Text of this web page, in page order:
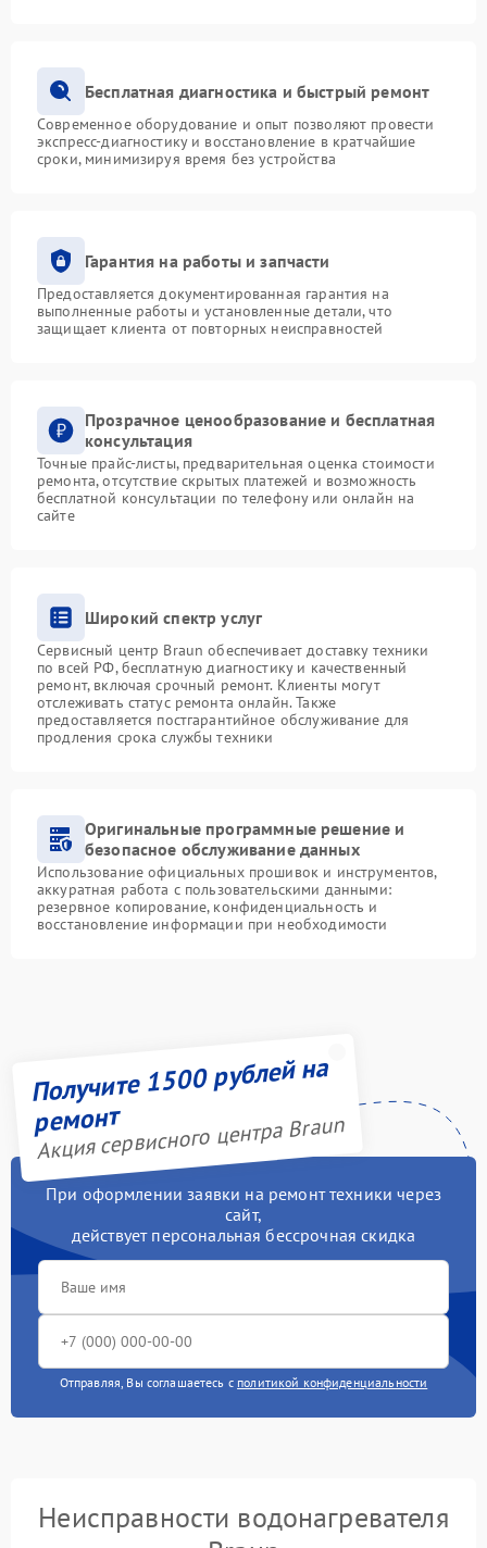
Бесплатная диагностика и быстрый ремонт
Современное оборудование и опыт позволяют провести
экспресс-диагностику и восстановление в кратчайшие
сроки, минимизируя время без устройства
Гарантия на работы и запчасти
Предоставляется документированная гарантия на
выполненные работы и установленные детали, что
защищает клиента от повторных неисправностей
Прозрачное ценообразование и бесплатная
консультация
Точные прайс-листы, предварительная оценка стоимости
ремонта, отсутствие скрытых платежей и возможность
бесплатной консультации по телефону или онлайн на
сайте
Широкий спектр услуг
Сервисный центр Braun обеспечивает доставку техники
по всей РФ, бесплатную диагностику и качественный
ремонт, включая срочный ремонт. Клиенты могут
отслеживать статус ремонта онлайн. Также
предоставляется постгарантийное обслуживание для
продления срока службы техники
Оригинальные программные решение и
безопасное обслуживание данных
Использование официальных прошивок и инструментов,
аккуратная работа с пользовательскими данными:
резервное копирование, конфиденциальность и
восстановление информации при необходимости
Получите 1500 рублей на
ремонт
Акция сервисного центра Braun
При оформлении заявки на ремонт техники через
сайт,
действует персональная бессрочная скидка
Отправляя, Вы соглашаетесь с политикой конфиденциальности
Неисправности водонагревателя